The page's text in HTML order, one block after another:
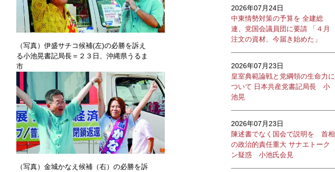
（写真）伊盛サチコ候補(左)の必勝を訴え
る小池晃書記局長＝２３日、沖縄県うるま
市
（写真）金城かなえ候補（右）の必勝を訴
2026年07月24日
中東情勢対策の予算を 全建総
連、党国会議員団に要請 「４月
注文の資材、今届き始めた」
2026年07月23日
皇室典範論戦と党綱領の生命力に
ついて 日本共産党書記局長 小
池晃
2026年07月23日
陳述書でなく国会で説明を 首相
の政治的責任重大 サナエトーク
ン疑惑 小池氏会見